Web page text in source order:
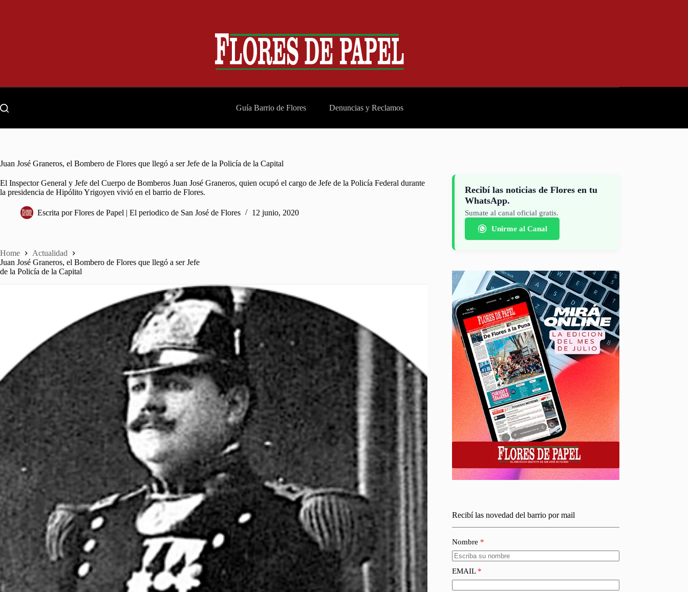
Guía Barrio de Flores Denuncias y Reclamos
Juan José Graneros, el Bombero de Flores que llegó a ser Jefe de la Policía de la Capital
El Inspector General y Jefe del Cuerpo de Bomberos Juan José Graneros, quien ocupó el cargo de Jefe de la Policía Federal durante
la presidencia de Hipólito Yrigoyen vivió en el barrio de Flores.
Escrita por Flores de Papel | El periodico de San José de Flores 12 junio, 2020
Home
Actualidad
Juan José Graneros, el Bombero de Flores que llegó a ser Jefe
de la Policía de la Capital
Recibí las noticias de Flores en tu
WhatsApp.
Sumate al canal oficial gratis.
Unirme al Canal
Recibí las novedad del barrio por mail
Nombre
EMAIL